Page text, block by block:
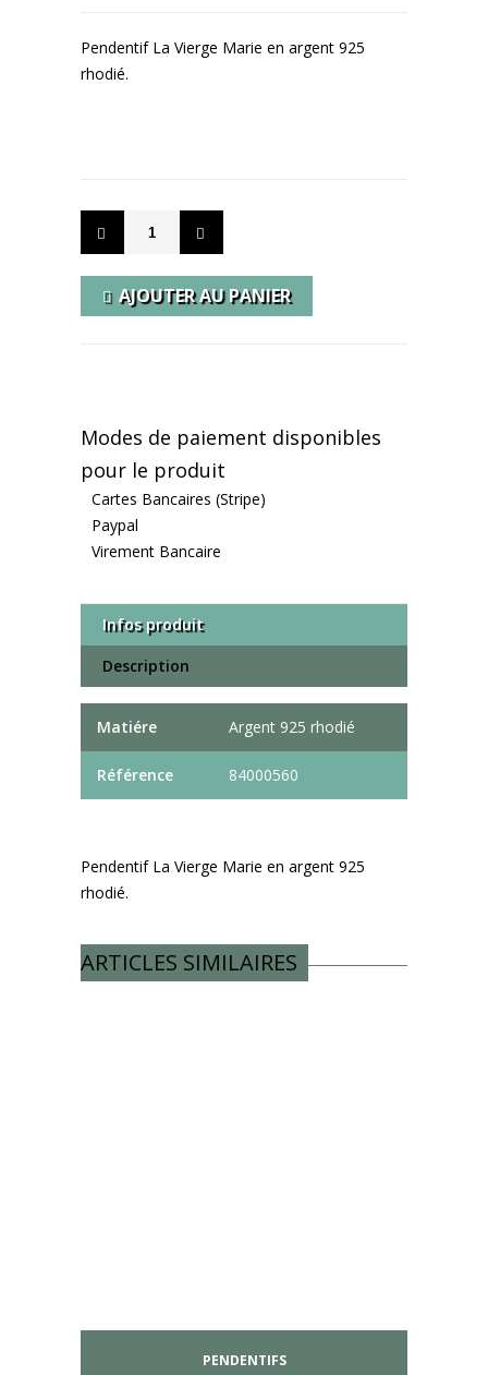
Pendentif La Vierge Marie en argent 925
rhodié.
AJOUTER AU PANIER
Modes de paiement disponibles
pour le produit
Cartes Bancaires (Stripe)
Paypal
Virement Bancaire
Infos produit
Description
Matiére Argent 925 rhodié
Référence 84000560
Pendentif La Vierge Marie en argent 925
rhodié.
ARTICLES SIMILAIRES
PENDENTIFS